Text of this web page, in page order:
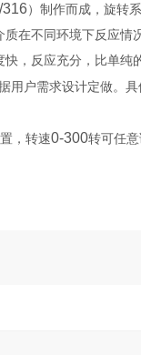
316）制作而成，旋转
质在不同环境下反应情
，反应充分，比单纯
用户需求设计定做。具
，转速0-300转可任